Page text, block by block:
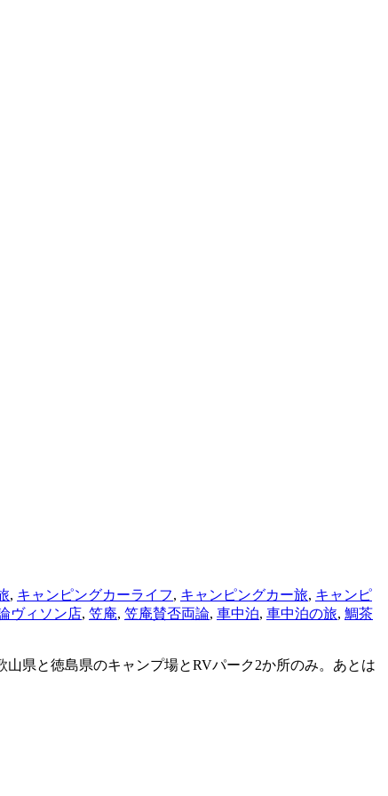
, キャンピングカーライフ, キャンピングカー旅, キャンピ
ヴィソン店, 笠庵, 笠庵賛否両論, 車中泊, 車中泊の旅, 鯛茶
県と徳島県のキャンプ場とRVパーク2か所のみ。あとは